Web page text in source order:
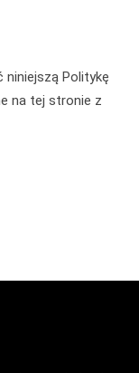
Politykę
na tej stronie z